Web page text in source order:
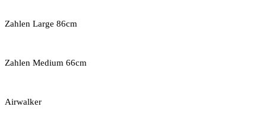
Zahlen Large 86cm
Zahlen Medium 66cm
Airwalker